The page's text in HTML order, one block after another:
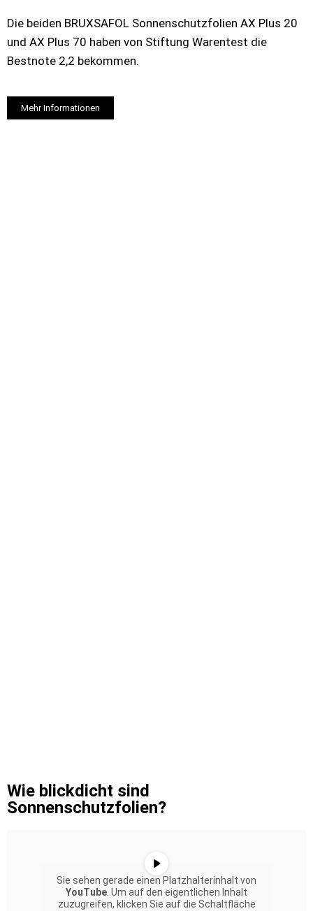
Die beiden BRUXSAFOL Sonnenschu​tzfolien AX Plus 20
und AX Plus 70 haben von Stiftung Warentest die
Bestnote 2,2 bekommen.
Mehr Informationen
Wie blickdicht sind
Sonnenschutzfolien?
Sie sehen gerade einen Platzhalterinhalt von
YouTube . Um auf den eigentlichen Inhalt
zuzugreifen, klicken Sie auf die Schaltfläche